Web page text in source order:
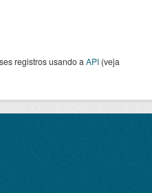
registros usando a API (veja